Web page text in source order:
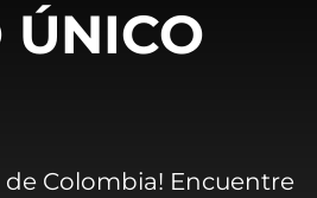
ÚNICO
Colombia! Encuentre